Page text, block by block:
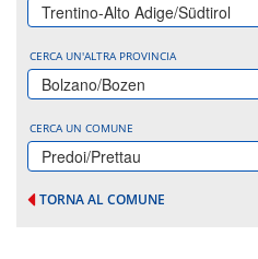
Trentino-Alto Adige/Südtirol
CERCA UN'ALTRA PROVINCIA
Bolzano/Bozen
CERCA UN COMUNE
Predoi/Prettau
TORNA AL COMUNE